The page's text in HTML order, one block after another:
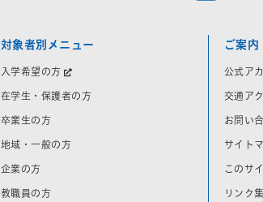
対象者別メニュー
入学希望の方
在学生・保護者の方
卒業生の方
地域・一般の方
企業の方
教職員の方
ご案内
公式ア
交通ア
お問い
サイト
このサ
リンク集